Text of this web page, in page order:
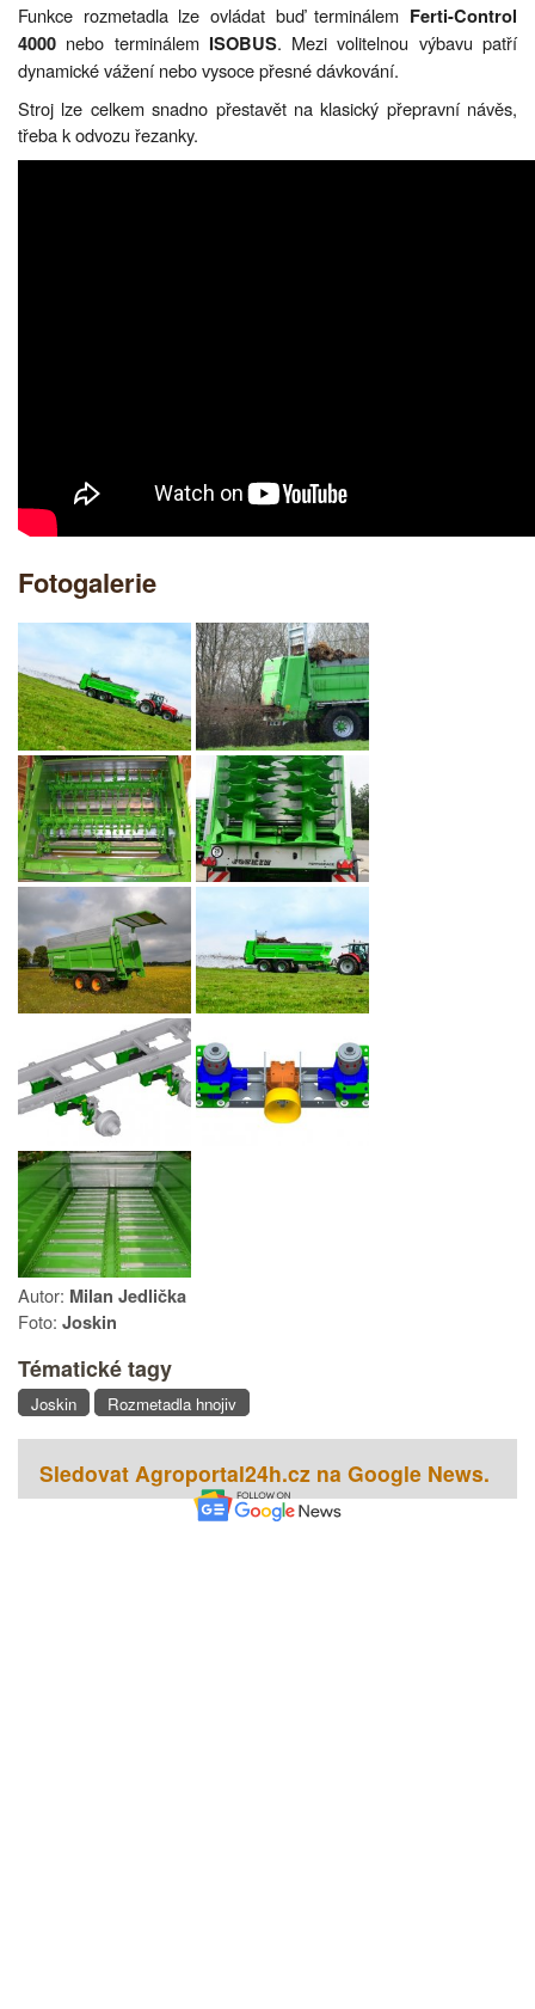
Funkce rozmetadla lze ovládat buď terminálem Ferti-Control
4000 nebo terminálem ISOBUS. Mezi volitelnou výbavu patří
dynamické vážení nebo vysoce přesné dávkování.
Stroj lze celkem snadno přestavět na klasický přepravní návěs,
třeba k odvozu řezanky.
Fotogalerie
Autor: Milan Jedlička
Foto: Joskin
Tématické tagy
Joskin Rozmetadla hnojiv
Sledovat Agroportal24h.cz na Google News.